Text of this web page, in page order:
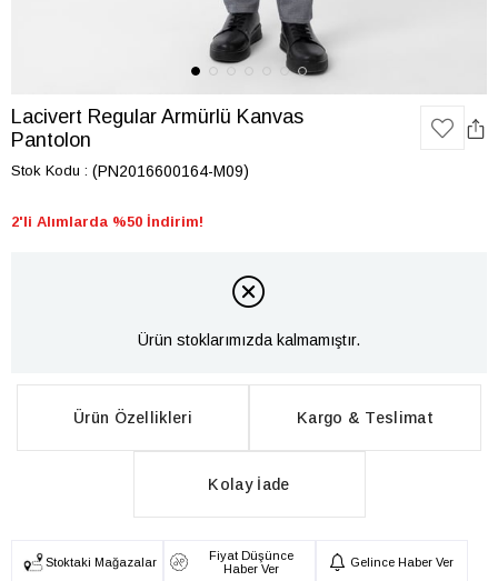
Lacivert Regular Armürlü Kanvas
Pantolon
Stok Kodu (PN2016600164-M09)
2'li Alımlarda %50 İndirim!
Ürün stoklarımızda kalmamıştır.
Ürün Özellikleri Kargo & Teslimat
Kolay İade
Stoktaki Mağazalar
Fiyat Düşünce
Haber Ver
Gelince Haber Ver